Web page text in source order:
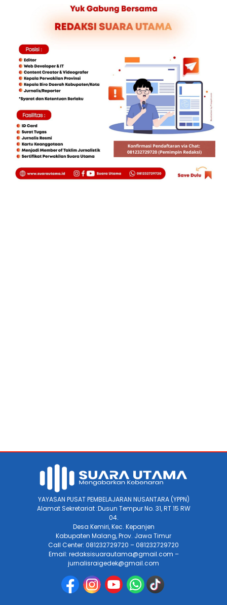
YAYASAN PUSAT PEMBELAJARAN NUSANTARA (YPPN)
Alamat Sekretariat :Dusun Tempur No. 31, RT 15 RW
04.
Desa Kemiri, Kec. Kepanjen
Kabupaten Malang, Prov. Jawa Timur
Call Center: 081232729720 – 081232729720
Email: redaksisuarautama@gmail.com –
jurnalisraigedek@gmail.com